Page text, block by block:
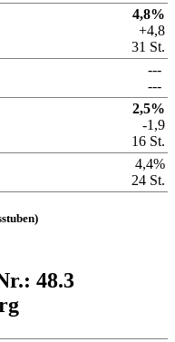
4,8%
+4,8
31 St.
---
---
2,5%
-1,9
16 St.
4,4%
24 St.
48.3